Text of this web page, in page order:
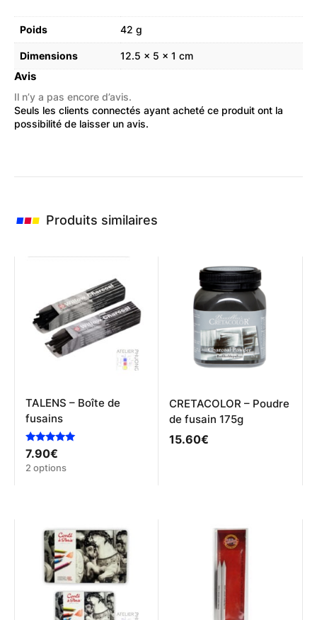
Poids 42 g
Dimensions 12.5 × 5 × 1 cm
Avis
Il n’y a pas encore d’avis.
Seuls les clients connectés ayant acheté ce produit ont la
possibilité de laisser un avis.
Produits similaires
TALENS – Boîte de
fusains
Note
5.00
sur 5
7.90€
Ce
options
peuvent
être
choisies
2 options
CRETACOLOR – Poudre
de fusain 175g
15.60€